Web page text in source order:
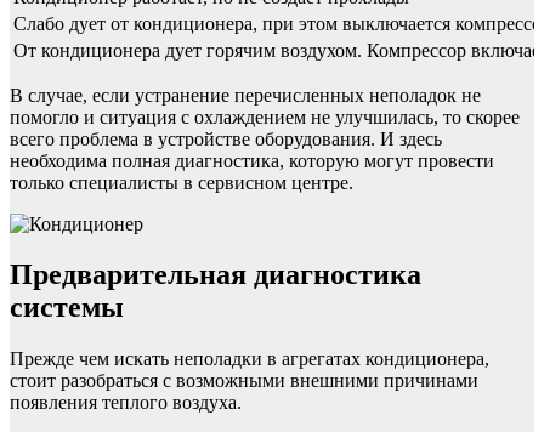
Слабо дует от кондиционера, при этом выключается
От кондиционера дует горячим воздухом. Компрессор
В случае, если устранение перечисленных неполадок не
помогло и ситуация с охлаждением не улучшилась, то скорее
всего проблема в устройстве оборудования. И здесь
необходима полная диагностика, которую могут провести
только специалисты в сервисном центре.
Предварительная диагностика
системы
Прежде чем искать неполадки в агрегатах кондиционера,
стоит разобраться с возможными внешними причинами
появления теплого воздуха.